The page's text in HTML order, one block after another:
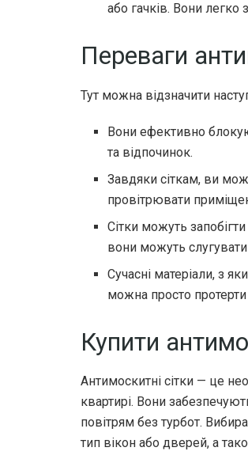
або гачків. Вони легко
Переваги
Тут можна відзначити
Вони ефективно
та відпочинок.
Завдяки сіткам, ви
провітрювати
Сітки можуть
вони можуть
Сучасні матеріали, з
можна просто
Купити
Антимоскитні сітки — це
квартирі. Вони
повітрям без турбот.
тип вікон або дверей, а